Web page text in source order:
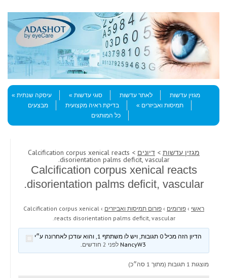
Menu
Skip to content
מגזין עדשות
לאתר עדשות סוגי עדשות
עיסקה שנתית
תמיסות ואביזרים
בדיקת ראיה מקצועית
מבצעים
כל המותגים
מגזין עדשות > דיונים > Calcification corpus xenical reacts
disorientation palms deficit, vascular.
Calcification corpus xenical reacts
disorientation palms deficit, vascular.
ראשי › פורומים › פורום תמיסות ואביזרים ›
Calcification corpus xenical
reacts disorientation palms deficit, vascular.
הדיון הזה מכיל 0 תגובות, ויש לו משתתף 1, והוא עודכן לאחרונה ע״י
לפני 2 חודשים .
מוצגות 1 תגובות (מתוך 1 סה״כ)